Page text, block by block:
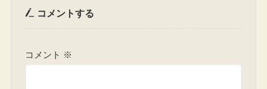
コメントする
コメント ※